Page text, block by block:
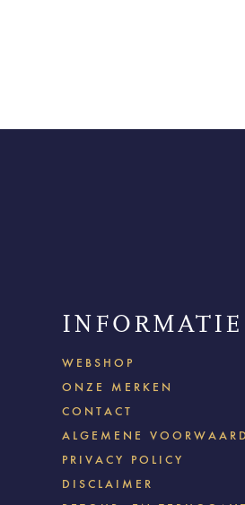
INFORMATIE
WEBSHOP
ONZE MERKEN
CONTACT
ALGEMENE
PRIVACY POLICY
DISCLAIMER